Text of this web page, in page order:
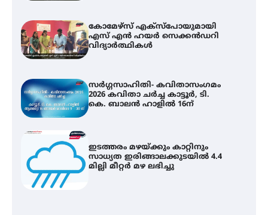
കോമേഴ്സ് എക്സ്പോയുമായി
എസ് എൻ ഹയർ സെക്കൻഡറി
വിദ്യാർത്ഥികൾ
സർഗ്ഗസാഹിതി- കവിതാസംഗമം
2026 കവിതാ ചർച്ച കാട്ടൂർ, ടി.
കെ. ബാലൻ ഹാളിൽ 16ന്
ഇടത്തരം മഴയ്ക്കും കാറ്റിനും
സാധ്യത ഇരിങ്ങാലക്കുടയിൽ 4.4
മില്ലി മീറ്റർ മഴ ലഭിച്ചു